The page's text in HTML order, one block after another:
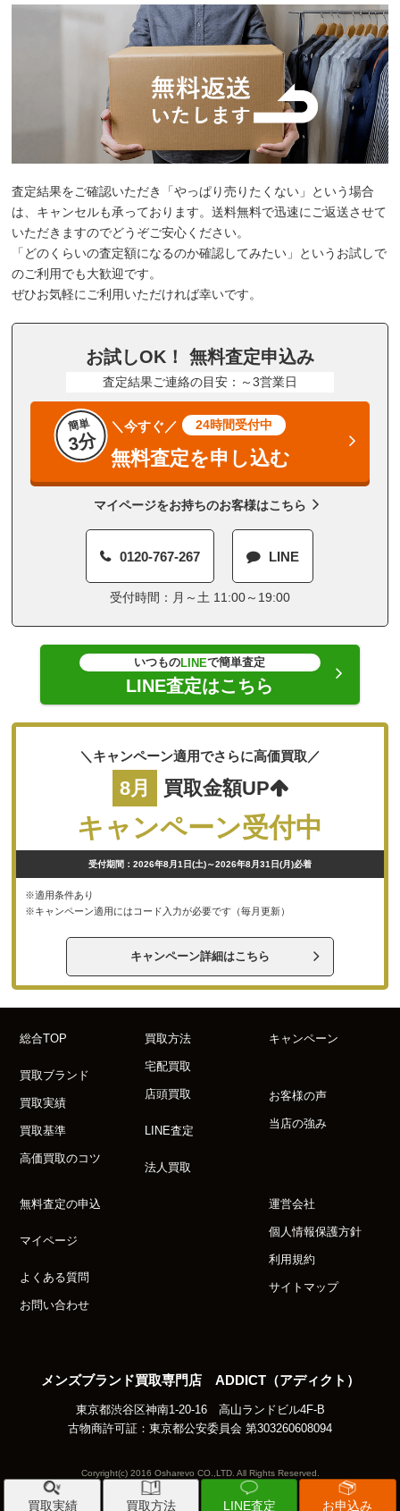
査定結果をご確認いただき「やっぱり売りたくない」という場合
は、キャンセルも承っております。送料無料で迅速にご返送させて
いただきますのでどうぞご安心ください。
「どのくらいの査定額になるのか確認してみたい」というお試しで
のご利用でも大歓迎です。
ぜひお気軽にご利用いただければ幸いです。
お試しOK！ 無料査定申込み
査定結果ご連絡の目安：～3営業日
簡単
3分
＼今すぐ／ 24時間受付中
無料査定を申し込む
マイページをお持ちのお客様はこちら
0120-767-267 LINE
受付時間：月～土 11:00～19:00
いつものLINEで簡単査定
LINE査定はこちら
＼キャンペーン適用でさらに高価買取／
8月 買取金額UP
キャンペーン受付中
受付期間：2026年8月1日(土)～2026年8月31日(月)必着
※適用条件あり
※キャンペーン適用にはコード入力が必要です（毎月更新）
キャンペーン詳細はこちら
買取実績 買取方法 LINE査定 お申込み
総合TOP
買取ブランド
買取実績
買取基準
高価買取のコツ
買取方法
宅配買取
店頭買取
LINE査定
法人買取
キャンペーン
お客様の声
当店の強み
無料査定の申込
マイページ
よくある質問
お問い合わせ
運営会社
個人情報保護方針
利用規約
サイトマップ
メンズブランド買取専門店 ADDICT（アディクト）
東京都渋谷区神南1-20-16 高山ランドビル4F-B
古物商許可証：東京都公安委員会 第303260608094
Coryright(c) 2016 Osharevo CO.,LTD. All Rights Reserved.